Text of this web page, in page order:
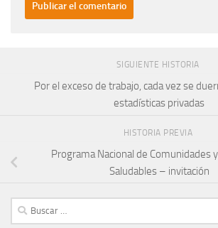
SIGUIENTE HISTORIA
Por el exceso de trabajo, cada vez se
estadísticas privadas
HISTORIA PREVIA
Programa Nacional de Comunidades
Saludables – invitación
Buscar: